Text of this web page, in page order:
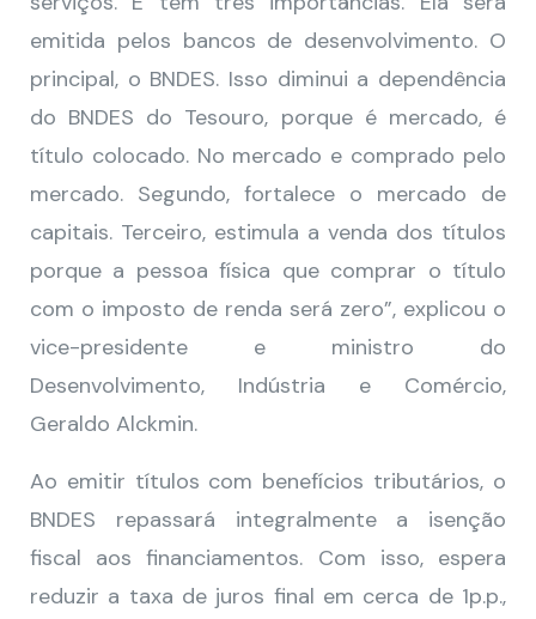
emitida pelos bancos de desenvolvimento. O
principal, o BNDES. Isso diminui a dependência
do BNDES do Tesouro, porque é mercado, é
título colocado. No mercado e comprado pelo
mercado. Segundo, fortalece o mercado de
capitais. Terceiro, estimula a venda dos títulos
porque a pessoa física que comprar o título
com o imposto de renda será zero”, explicou o
vice-presidente e ministro do
Desenvolvimento, Indústria e Comércio,
Geraldo Alckmin.
Ao emitir títulos com benefícios tributários, o
BNDES repassará integralmente a isenção
fiscal aos financiamentos. Com isso, espera
reduzir a taxa de juros final em cerca de 1p.p.,